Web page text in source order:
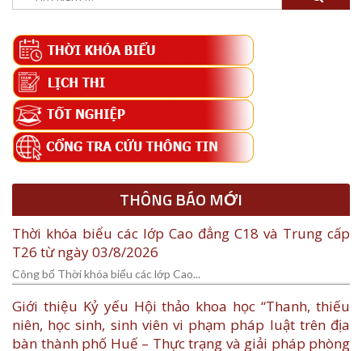
kiếm
THÔNG BÁO MỚI
Thời khóa biểu các lớp Cao đẳng C18 và Trung cấp
T26 từ ngày 03/8/2026
Công bố Thời khóa biểu các lớp Cao...
Giới thiệu Kỷ yếu Hội thảo khoa học “Thanh, thiếu
niên, học sinh, sinh viên vi phạm pháp luật trên địa
bàn thành phố Huế – Thực trạng và giải pháp phòng